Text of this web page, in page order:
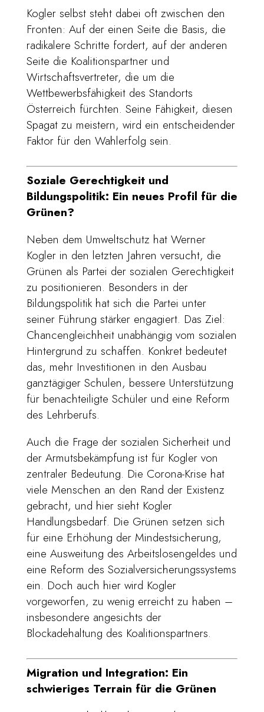
Kogler selbst steht dabei oft zwischen den
Fronten: Auf der einen Seite die Basis, die
radikalere Schritte fordert, auf der anderen
Seite die Koalitionspartner und
Wirtschaftsvertreter, die um die
Wettbewerbsfähigkeit des Standorts
Österreich fürchten. Seine Fähigkeit, diesen
Spagat zu meistern, wird ein entscheidender
Faktor für den Wahlerfolg sein.
Soziale Gerechtigkeit und
Bildungspolitik: Ein neues Profil für die
Grünen?
Neben dem Umweltschutz hat Werner
Kogler in den letzten Jahren versucht, die
Grünen als Partei der sozialen Gerechtigkeit
zu positionieren. Besonders in der
Bildungspolitik hat sich die Partei unter
seiner Führung stärker engagiert. Das Ziel:
Chancengleichheit unabhängig vom sozialen
Hintergrund zu schaffen. Konkret bedeutet
das, mehr Investitionen in den Ausbau
ganztägiger Schulen, bessere Unterstützung
für benachteiligte Schüler und eine Reform
des Lehrberufs.
Auch die Frage der sozialen Sicherheit und
der Armutsbekämpfung ist für Kogler von
zentraler Bedeutung. Die Corona-Krise hat
viele Menschen an den Rand der Existenz
gebracht, und hier sieht Kogler
Handlungsbedarf. Die Grünen setzen sich
für eine Erhöhung der Mindestsicherung,
eine Ausweitung des Arbeitslosengeldes und
eine Reform des Sozialversicherungssystems
ein. Doch auch hier wird Kogler
vorgeworfen, zu wenig erreicht zu haben –
insbesondere angesichts der
Blockadehaltung des Koalitionspartners.
Migration und Integration: Ein
schwieriges Terrain für die Grünen